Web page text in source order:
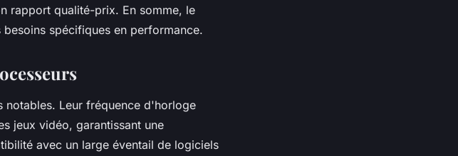
rapport qualité-prix. En somme, le
spécifiques en performance.
notables. Leur fréquence d'horloge
jeux vidéo, garantissant une
avec un large éventail de logiciels